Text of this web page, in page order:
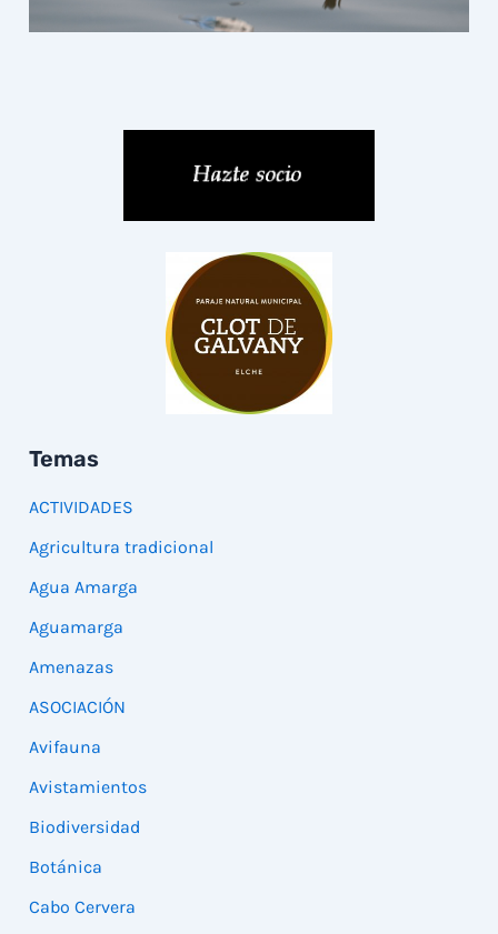
Temas
ACTIVIDADES
Agricultura tradicional
Agua Amarga
Aguamarga
Amenazas
ASOCIACIÓN
Avifauna
Avistamientos
Biodiversidad
Botánica
Cabo Cervera